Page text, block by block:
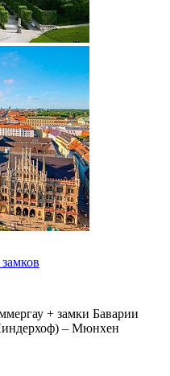
+ замки Баварии
– Мюнхен